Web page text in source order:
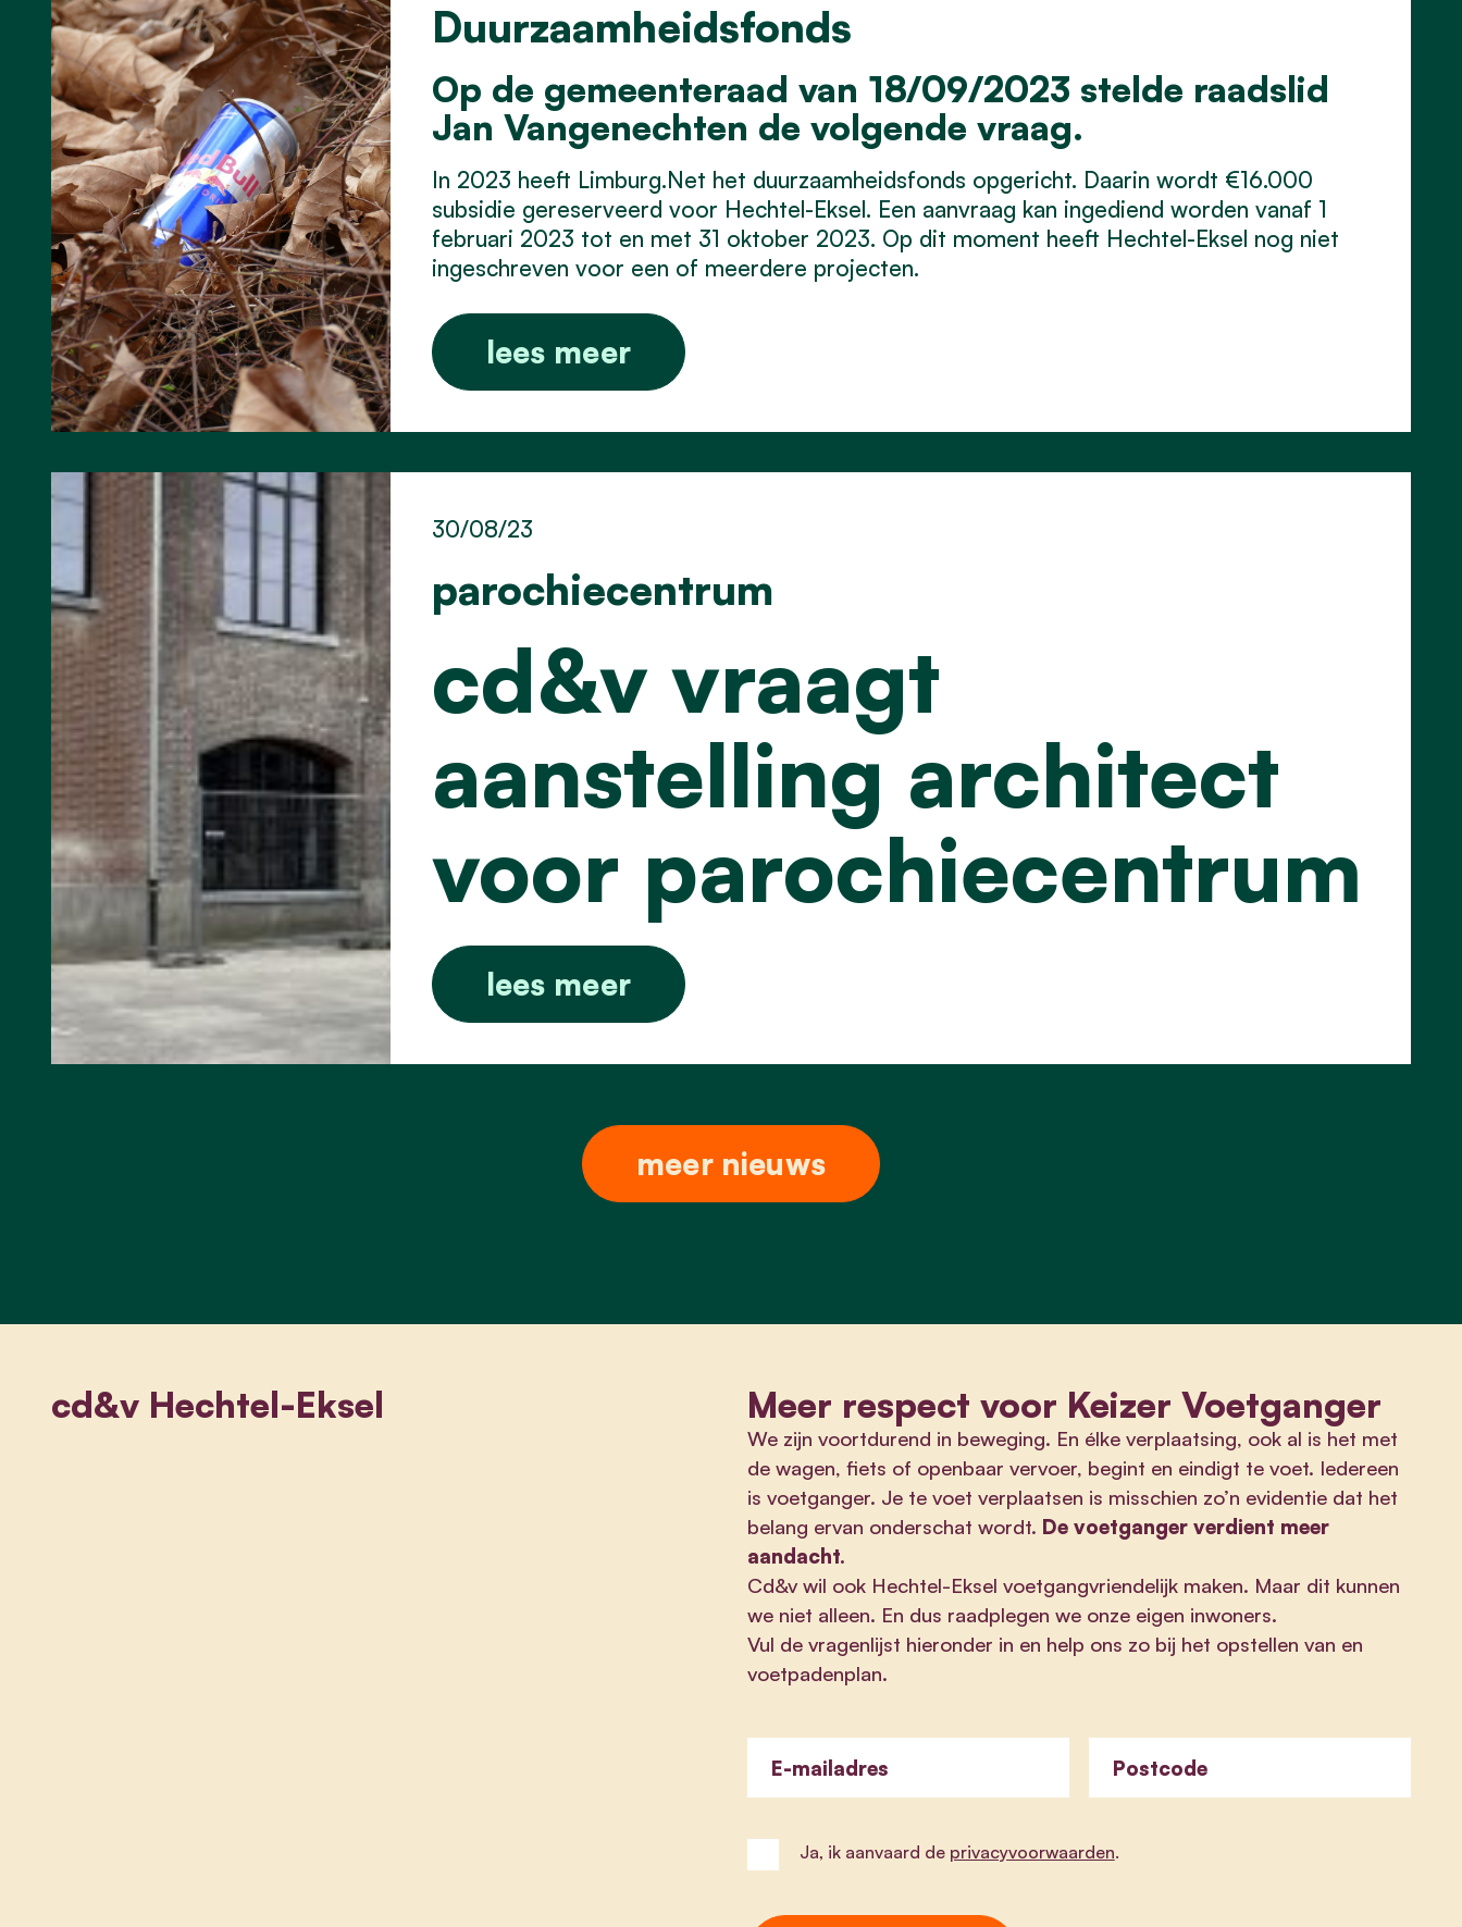
Duurzaamheidsfonds
Op de gemeenteraad van 18/09/2023 stelde raadslid
Jan Vangenechten de volgende vraag.
In 2023 heeft Limburg.Net het duurzaamheidsfonds opgericht. Daarin wordt €16.000
subsidie gereserveerd voor Hechtel-Eksel. Een aanvraag kan ingediend worden vanaf 1
februari 2023 tot en met 31 oktober 2023. Op dit moment heeft Hechtel-Eksel nog niet
ingeschreven voor een of meerdere projecten.
lees meer
parochiecentrum
30/08/23
cd&v vraagt
aanstelling architect
voor parochiecentrum
lees meer
meer nieuws
cd&v Hechtel-Eksel Meer respect voor Keizer Voetganger
We zijn voortdurend in beweging. En élke verplaatsing, ook al is het met
de wagen, fiets of openbaar vervoer, begint en eindigt te voet. Iedereen
is voetganger. Je te voet verplaatsen is misschien zo’n evidentie dat het
belang ervan onderschat wordt. De voetganger verdient meer
aandacht.
Cd&v wil ook Hechtel-Eksel voetgangvriendelijk maken. Maar dit kunnen
we niet alleen. En dus raadplegen we onze eigen inwoners.
Vul de vragenlijst hieronder in en help ons zo bij het opstellen van en
voetpadenplan.
E-mailadres Postcode
Ja, ik aanvaard de privacyvoorwaarden.